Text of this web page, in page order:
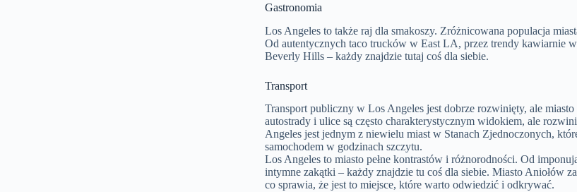
Gastronomia
Los Angeles to także raj dla smakoszy. Zróżnicowana populacja
Od autentycznych taco trucków w East LA, przez trendy kawiarnie
Beverly Hills – każdy znajdzie tutaj coś dla siebie.
Transport
Transport publiczny w Los Angeles jest dobrze rozwinięty, ale
autostrady i ulice są często charakterystycznym widokiem, ale
Angeles jest jednym z niewielu miast w Stanach Zjednoczonych,
samochodem w godzinach szczytu.
Los Angeles to miasto pełne kontrastów i różnorodności. Od
intymne zakątki – każdy znajdzie tu coś dla siebie. Miasto Aniołów
co sprawia, że jest to miejsce, które warto odwiedzić i odkrywać.